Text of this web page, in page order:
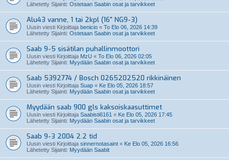
Lähetetty Sijainti: Ostetaan Saabin osat ja tarvikkeet
Alu43 vanne, 1 tai 2kpl (16" NG9-3)
Uusin viesti Kirjoittaja benicio « To Elo 06, 2026 14:39
Lähetetty Sijainti: Ostetaan Saabin osat ja tarvikkeet
Saab 9-5 sisätilan puhallinmoottori
Uusin viesti Kirjoittaja MzU « To Elo 06, 2026 02:05
Lähetetty Sijainti: Myydään Saabin osat ja tarvikkeet
Saab 5392774 / Bosch 0265202520 rikkinäinen
Uusin viesti Kirjoittaja Suap « Ke Elo 05, 2026 18:57
Lähetetty Sijainti: Myydään Saabin osat ja tarvikkeet
Myydään saab 900 gls kaksoiskaasuttimet
Uusin viesti Kirjoittaja Saabisti6161 « Ke Elo 05, 2026 17:45
Lähetetty Sijainti: Myydään Saabin osat ja tarvikkeet
Saab 9-3 2004 2.2 tid
Uusin viesti Kirjoittaja sinnernotasaint « Ke Elo 05, 2026 16:56
Lähetetty Sijainti: Myydään Saabit